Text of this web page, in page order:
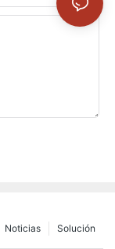
Solución
Noticias